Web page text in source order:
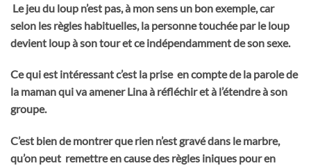
Le jeu du loup n’est pas, à mon sens un bon exemple, car
selon les règles habituelles, la personne touchée par le loup
devient loup à son tour et ce indépendamment de son sexe.
Ce qui est intéressant c’est la prise en compte de la parole de
la maman qui va amener Lina à réfléchir et à l’étendre à son
groupe.
C’est bien de montrer que rien n’est gravé dans le marbre,
qu’on peut remettre en cause des règles iniques pour en